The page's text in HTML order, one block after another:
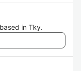
in Tky.